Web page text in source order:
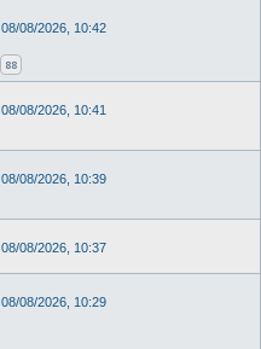
08/08/2026, 10:42
88
08/08/2026, 10:41
08/08/2026, 10:39
08/08/2026, 10:37
08/08/2026, 10:29